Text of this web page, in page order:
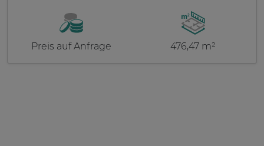
Preis auf Anfrage 476,47 m²